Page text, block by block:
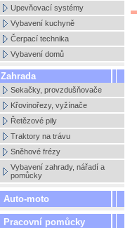
Upevňovací systémy
Vybavení kuchyně
Čerpací technika
Vybavení domů
Zahrada
Sekačky, provzdušňovače
Křovinořezy, vyžínače
Řetězové pily
Traktory na trávu
Sněhové frézy
Vybavení zahrady, nářadí a
pomůcky
Auto-moto
Pracovní pomůcky